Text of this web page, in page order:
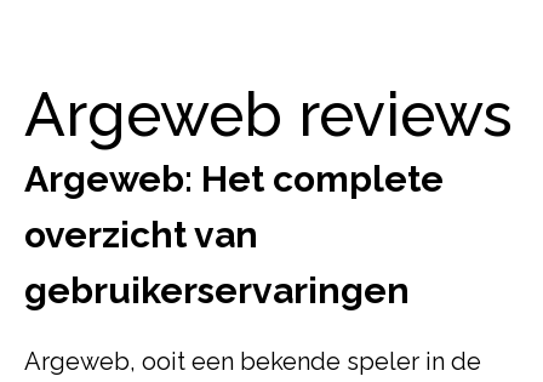
Argeweb reviews
Argeweb: Het complete
overzicht van
gebruikerservaringen
Argeweb, ooit een bekende speler in de